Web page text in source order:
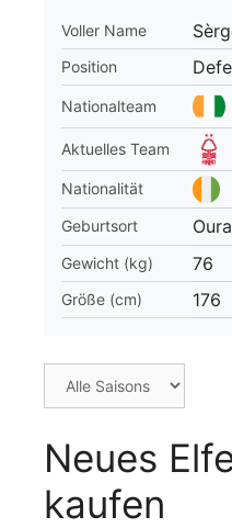
Voller Name
Position
Nationalteam
Aktuelles Team
Nationalität
Geburtsort
Gewicht (kg) 76
Größe (cm) 176
Neues
kaufen